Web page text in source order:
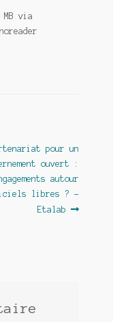
via
:
pour un
ouvert :
autour
libres ? –
Etalab